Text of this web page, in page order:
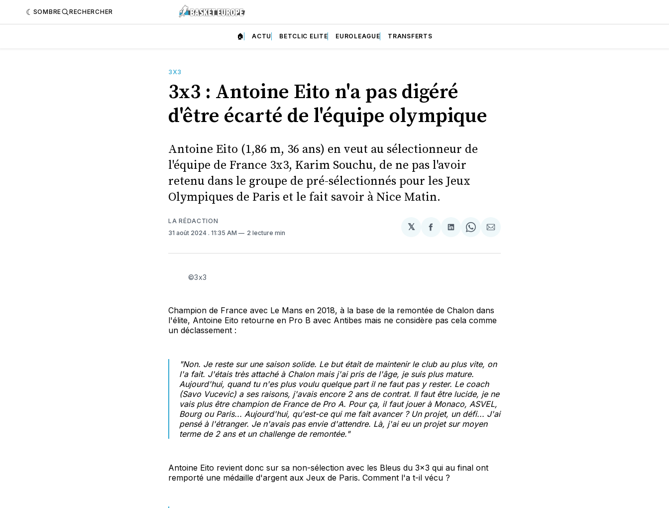
SOMBRE RECHERCHER
🏠 ACTU BETCLIC ELITE EUROLEAGUE TRANSFERTS
3X3
3x3 : Antoine Eito n'a pas digéré
d'être écarté de l'équipe olympique
Antoine Eito (1,86 m, 36 ans) en veut au sélectionneur de
l'équipe de France 3x3, Karim Souchu, de ne pas l'avoir
retenu dans le groupe de pré-sélectionnés pour les Jeux
Olympiques de Paris et le fait savoir à Nice Matin.
LA RÉDACTION
31 août 2024 . 11:35 AM 2 lecture min
𝕏
Partager
Facebook
Partager
LinkedIn
Share
WhatsApp
Partager
Courriel
©3x3
Champion de France avec Le Mans en 2018, à la base de la remontée de Chalon dans
l'élite, Antoine Eito retourne en Pro B avec Antibes mais ne considère pas cela comme
un déclassement :
"Non. Je reste sur une saison solide. Le but était de maintenir le club au plus vite, on
l'a fait. J'étais très attaché à Chalon mais j'ai pris de l'âge, je suis plus mature.
Aujourd'hui, quand tu n'es plus voulu quelque part il ne faut pas y rester. Le coach
(Savo Vucevic) a ses raisons, j'avais encore 2 ans de contrat. Il faut être lucide, je ne
vais plus être champion de France de Pro A. Pour ça, il faut jouer à Monaco, ASVEL,
Bourg ou Paris... Aujourd'hui, qu'est-ce qui me fait avancer ? Un projet, un défi... J'ai
pensé à l'étranger. Je n'avais pas envie d'attendre. Là, j'ai eu un projet sur moyen
terme de 2 ans et un challenge de remontée."
Antoine Eito revient donc sur sa non-sélection avec les Bleus du 3x3 qui au final ont
remporté une médaille d'argent aux Jeux de Paris. Comment l'a t-il vécu ?